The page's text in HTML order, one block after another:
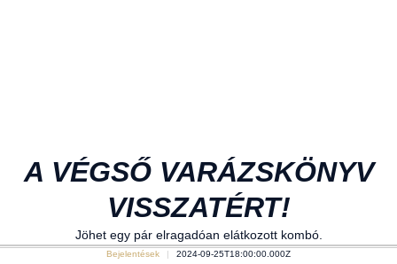
A VÉGSŐ VARÁZSKÖNYV
VISSZATÉRT!
Jöhet egy pár elragadóan elátkozott kombó.
Bejelentések 2024-09-25T18:00:00.000Z